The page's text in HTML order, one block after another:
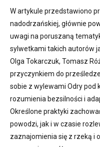
W artykule przedstawiono
nadodrzańskiej, głównie
uwagi na poruszaną
sylwetkami takich autorów
Olga Tokarczuk, Tomasz
przyczynkiem do
sobie z wylewami Odry pod
rozumienia bezsilności i
Określone praktyki
powodzi, jak i w czasie
zaznajomienia się z rzeką i